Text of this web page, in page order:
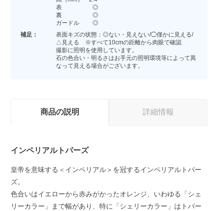
表 ◎
裏 ◎
ガードル ◎
補足：
表面キズの状態：◎ない・見えない/◯僅かに見える/
△見える ※すべて10cmの距離から肉眼で確認
撮影に照明を使用しています。
石の色合い・明るさはお手元の照明環境等によって異
なって見える場合がございます。
商品の説明 詳細情報
インペリアルトパーズ
皇帝を意味する＜インペリアル＞を冠するインペリアルトパー
ズ。
色合いはイエローから赤みがかったオレンジ、いわゆる「シェ
リーカラー」まで幅があり、特に「シェリーカラー」はトパー